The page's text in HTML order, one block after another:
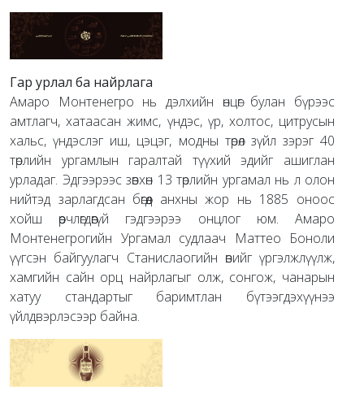
Гар урлал ба найрлага
Амаро Монтенегро нь дэлхийн өнцөг булан бүрээс
амтлагч, хатаасан жимс, үндэс, үр, холтос, цитрусын
хальс, үндэслэг иш, цэцэг, модны төрөл зүйл зэрэг 40
төрлийн ургамлын гаралтай түүхий эдийг ашиглан
урладаг. Эдгээрээс зөвхөн 13 төрлийн ургамал нь л олон
нийтэд зарлагдсан бөгөөд анхны жор нь 1885 оноос
хойш өөрчлөгдөөгүй гэдгээрээ онцлог юм. Амаро
Монтенегрогийн Ургамал судлаач Маттео Боноли
үүгсэн байгуулагч Станислаогийн өвийг үргэлжлүүлж,
хамгийн сайн орц найрлагыг олж, сонгож, чанарын
хатуу стандартыг баримтлан бүтээгдэхүүнээ
үйлдвэрлэсээр байна.